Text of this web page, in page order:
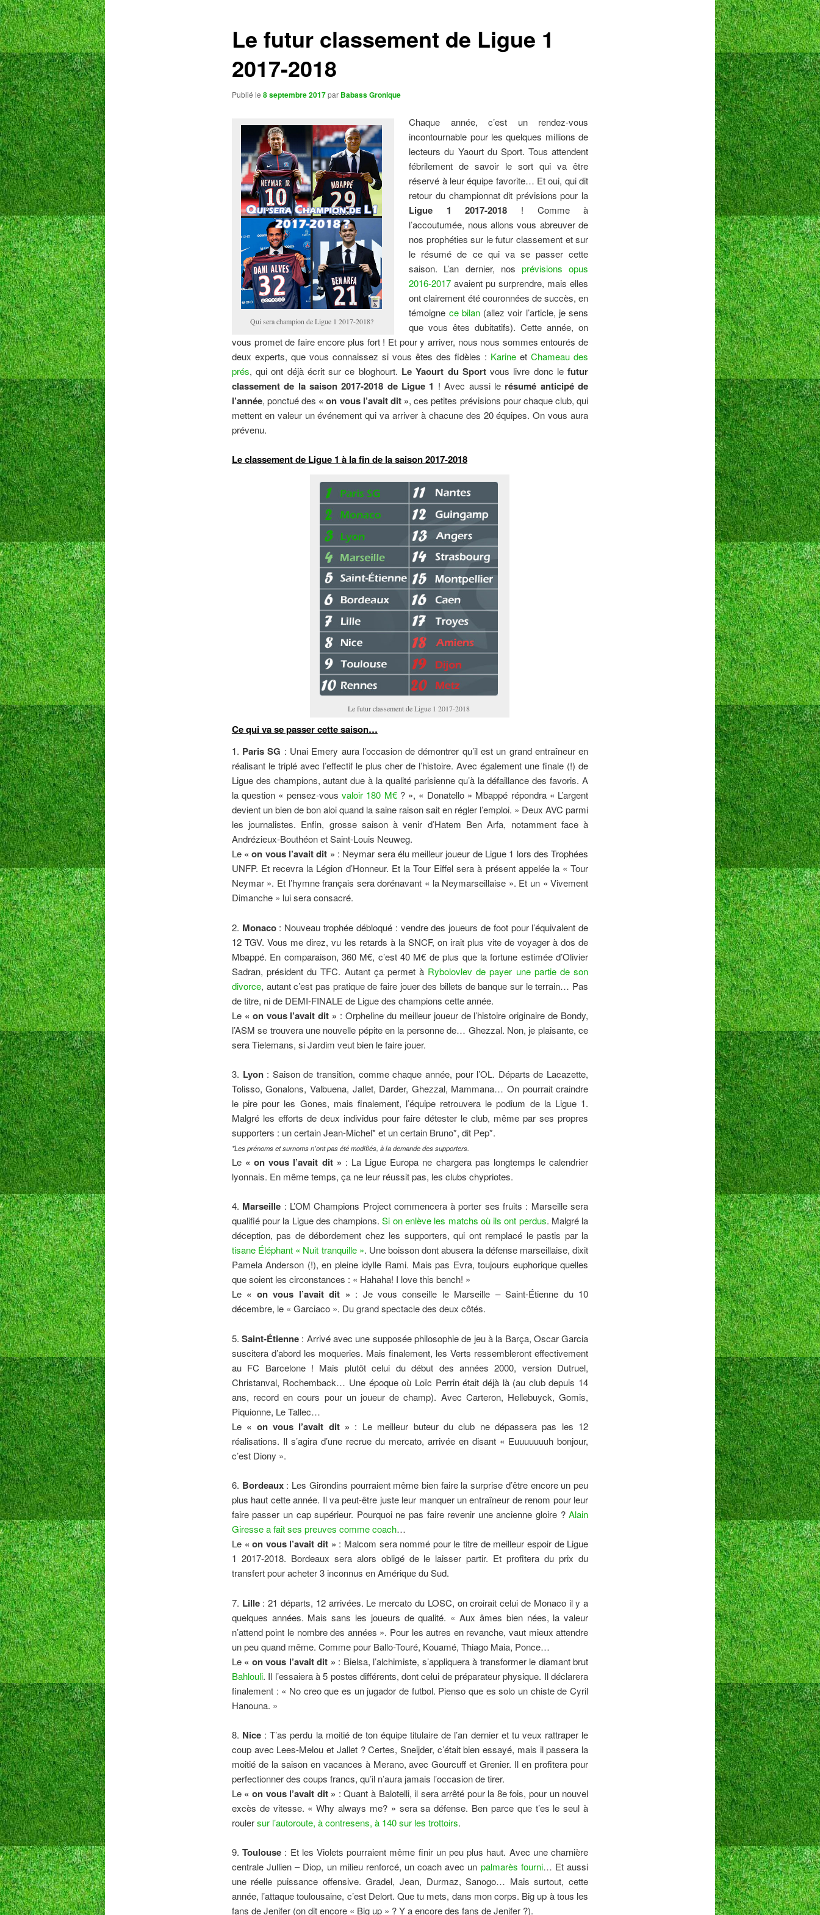
Le futur classement de Ligue 1
2017-2018
Publié le 8 septembre 2017par Babass Gronique
Qui sera champion de Ligue 1 2017-2018?
Chaque année, c’est un rendez-vous
incontournable pour les quelques millions de
lecteurs du Yaourt du Sport. Tous attendent
fébrilement de savoir le sort qui va être
réservé à leur équipe favorite… Et oui, qui dit
retour du championnat dit prévisions pour la
Ligue 1 2017-2018 ! Comme à
l’accoutumée, nous allons vous abreuver de
nos prophéties sur le futur classement et sur
le résumé de ce qui va se passer cette
saison. L’an dernier, nos prévisions opus
2016-2017 avaient pu surprendre, mais elles
ont clairement été couronnées de succès, en
témoigne ce bilan(allez voir l’article, je sens
que vous êtes dubitatifs). Cette année, on
vous promet de faire encore plus fort ! Et pour y arriver, nous nous sommes entourés de
deux experts, que vous connaissez si vous êtes des fidèles : Karine etChameau des
prés, qui ont déjà écrit sur ce bloghourt. Le Yaourt du Sportvous livre donc lefutur
classement de la saison 2017-2018 de Ligue 1 ! Avec aussi le résumé anticipé de
l’année, ponctué des « on vous l’avait dit », ces petites prévisions pour chaque club, qui
mettent en valeur un événement qui va arriver à chacune des 20 équipes. On vous aura
prévenu.
Le classement de Ligue 1 à la fin de la saison 2017-2018
Le futur classement de Ligue 1 2017-2018
Ce qui va se passer cette saison…
1. Paris SG : Unai Emery aura l’occasion de démontrer qu’il est un grand entraîneur en
réalisant le triplé avec l’effectif le plus cher de l’histoire. Avec également une finale (!) de
Ligue des champions, autant due à la qualité parisienne qu’à la défaillance des favoris. A
la question « pensez-vous valoir 180 M€ ? », « Donatello » Mbappé répondra « L’argent
devient un bien de bon aloi quand la saine raison sait en régler l’emploi. » Deux AVC parmi
les journalistes. Enfin, grosse saison à venir d’Hatem Ben Arfa, notamment face à
Andrézieux-Bouthéon et Saint-Louis Neuweg.
Le « on vous l’avait dit » : Neymar sera élu meilleur joueur de Ligue 1 lors des Trophées
UNFP. Et recevra la Légion d’Honneur. Et la Tour Eiffel sera à présent appelée la « Tour
Neymar ». Et l’hymne français sera dorénavant « la Neymarseillaise ». Et un « Vivement
Dimanche » lui sera consacré.
2. Monaco: Nouveau trophée débloqué : vendre des joueurs de foot pour l’équivalent de
12 TGV. Vous me direz, vu les retards à la SNCF, on irait plus vite de voyager à dos de
Mbappé. En comparaison, 360 M€, c’est 40 M€ de plus que la fortune estimée d’Olivier
Sadran, président du TFC. Autant ça permet à Rybolovlev de payer une partie de son
divorce, autant c’est pas pratique de faire jouer des billets de banque sur le terrain… Pas
de titre, ni de DEMI-FINALE de Ligue des champions cette année.
Le « on vous l’avait dit » : Orpheline du meilleur joueur de l’histoire originaire de Bondy,
l’ASM se trouvera une nouvelle pépite en la personne de… Ghezzal. Non, je plaisante, ce
sera Tielemans, si Jardim veut bien le faire jouer.
3. Lyon: Saison de transition, comme chaque année, pour l’OL. Départs de Lacazette,
Tolisso, Gonalons, Valbuena, Jallet, Darder, Ghezzal, Mammana… On pourrait craindre
le pire pour les Gones, mais finalement, l’équipe retrouvera le podium de la Ligue 1.
Malgré les efforts de deux individus pour faire détester le club, même par ses propres
supporters : un certain Jean-Michel* et un certain Bruno*, dit Pep*.
*Les prénoms et surnoms n’ont pas été modifiés, à la demande des supporters.
Le « on vous l’avait dit » : La Ligue Europa ne chargera pas longtemps le calendrier
lyonnais. En même temps, ça ne leur réussit pas, les clubs chypriotes.
4. Marseille : L’OM Champions Project commencera à porter ses fruits : Marseille sera
qualifié pour la Ligue des champions.Si on enlève les matchs où ils ont perdus. Malgré la
déception, pas de débordement chez les supporters, qui ont remplacé le pastis par la
tisane Éléphant « Nuit tranquille ». Une boisson dont abusera la défense marseillaise, dixit
Pamela Anderson (!), en pleine idylle Rami. Mais pas Evra, toujours euphorique quelles
que soient les circonstances : « Hahaha! I love this bench! »
Le « on vous l’avait dit » : Je vous conseille le Marseille – Saint-Étienne du 10
décembre, le « Garciaco ». Du grand spectacle des deux côtés.
5.Saint-Étienne : Arrivé avec une supposée philosophie de jeu à la Barça, Oscar Garcia
suscitera d’abord les moqueries. Mais finalement, les Verts ressembleront effectivement
au FC Barcelone ! Mais plutôt celui du début des années 2000, version Dutruel,
Christanval, Rochemback… Une époque où Loïc Perrin était déjà là (au club depuis 14
ans, record en cours pour un joueur de champ). Avec Carteron, Hellebuyck, Gomis,
Piquionne, Le Tallec…
Le « on vous l’avait dit » : Le meilleur buteur du club ne dépassera pas les 12
réalisations. Il s’agira d’une recrue du mercato, arrivée en disant « Euuuuuuuh bonjour,
c’est Diony ».
6. Bordeaux: Les Girondins pourraient même bien faire la surprise d’être encore un peu
plus haut cette année. Il va peut-être juste leur manquer un entraîneur de renom pour leur
faire passer un cap supérieur. Pourquoi ne pas faire revenir une ancienne gloire ?Alain
Giresse a fait ses preuves comme coach…
Le « on vous l’avait dit » : Malcom sera nommé pour le titre de meilleur espoir de Ligue
1 2017-2018. Bordeaux sera alors obligé de le laisser partir. Et profitera du prix du
transfert pour acheter 3 inconnus en Amérique du Sud.
7. Lille: 21 départs, 12 arrivées. Le mercato du LOSC, on croirait celui de Monaco il y a
quelques années. Mais sans les joueurs de qualité. « Aux âmes bien nées, la valeur
n’attend point le nombre des années ». Pour les autres en revanche, vaut mieux attendre
un peu quand même. Comme pour Ballo-Touré, Kouamé, Thiago Maia, Ponce…
Le « on vous l’avait dit » : Bielsa, l’alchimiste, s’appliquera à transformer le diamant brut
Bahlouli. Il l’essaiera à 5 postes différents, dont celui de préparateur physique. Il déclarera
finalement : « No creo que es un jugador de futbol. Pienso que es solo un chiste de Cyril
Hanouna. »
8. Nice : T’as perdu la moitié de ton équipe titulaire de l’an dernier et tu veux rattraper le
coup avec Lees-Melou et Jallet ? Certes, Sneijder, c’était bien essayé, mais il passera la
moitié de la saison en vacances à Merano, avec Gourcuff et Grenier. Il en profitera pour
perfectionner des coups francs, qu’il n’aura jamais l’occasion de tirer.
Le « on vous l’avait dit » : Quant à Balotelli, il sera arrêté pour la 8e fois, pour un nouvel
excès de vitesse. « Why always me? » sera sa défense. Ben parce que t’es le seul à
roulersur l’autoroute, à contresens, à 140 sur les trottoirs.
9.Toulouse : Et les Violets pourraient même finir un peu plus haut. Avec une charnière
centrale Jullien – Diop, un milieu renforcé, un coach avec un palmarès fourni… Et aussi
une réelle puissance offensive. Gradel, Jean, Durmaz, Sanogo… Mais surtout, cette
année, l’attaque toulousaine, c’est Delort. Que tu mets, dans mon corps. Big up à tous les
fans de Jenifer (on dit encore « Big up » ? Y a encore des fans de Jenifer ?).